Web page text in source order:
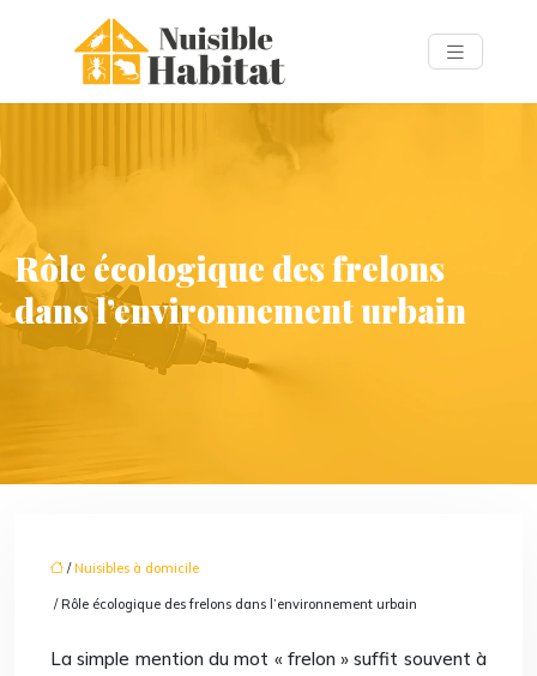
Rôle écologique des frelons
dans l’environnement urbain
/Nuisibles à domicile
/ Rôle écologique des frelons dans l’environnement urbain
La simple mention du mot « frelon » suffit souvent à